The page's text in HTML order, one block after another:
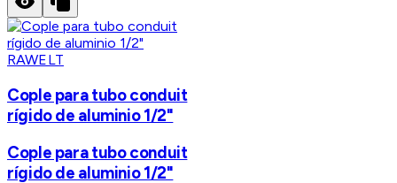
RAWELT
Cople para tubo conduit
rígido de aluminio 1/2"
Cople para tubo conduit
rígido de aluminio 1/2"